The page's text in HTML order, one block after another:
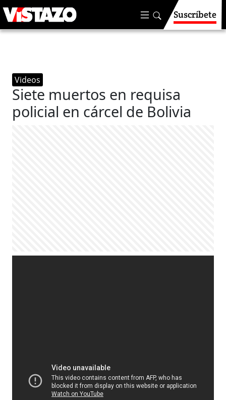
Suscríbete
Videos
Siete muertos en requisa
policial en cárcel de Bolivia